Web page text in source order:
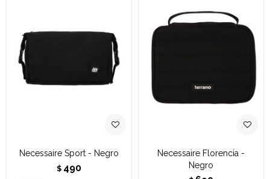
Necessaire Sport - Negro
$ 490
Necessaire Florencia -
Negro